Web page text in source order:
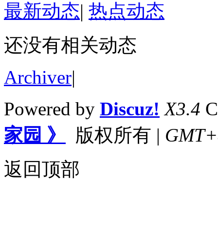
最新动态| 热点动态
还没有相关动态
Archiver|
Powered by Discuz! X3.4
家园 》
版权所有 |
返回顶部